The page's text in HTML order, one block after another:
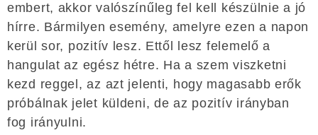
embert, akkor valószínűleg fel kell készülnie a jó
hírre. Bármilyen esemény, amelyre ezen a napon
kerül sor, pozitív lesz. Ettől lesz felemelő a
hangulat az egész hétre. Ha a szem viszketni
kezd reggel, az azt jelenti, hogy magasabb erők
próbálnak jelet küldeni, de az pozitív irányban
fog irányulni.